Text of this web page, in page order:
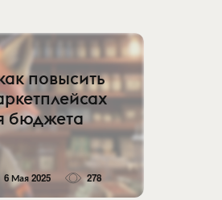
повысить
бюджета
6 Мая 2025 278